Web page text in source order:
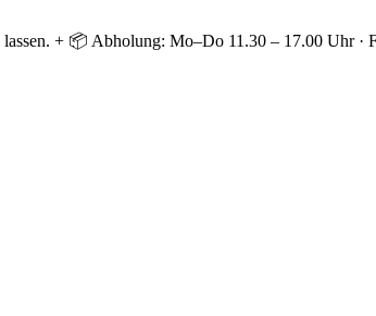
+ 📦 Abholung: Mo–Do 11.30 – 17.00 Uhr